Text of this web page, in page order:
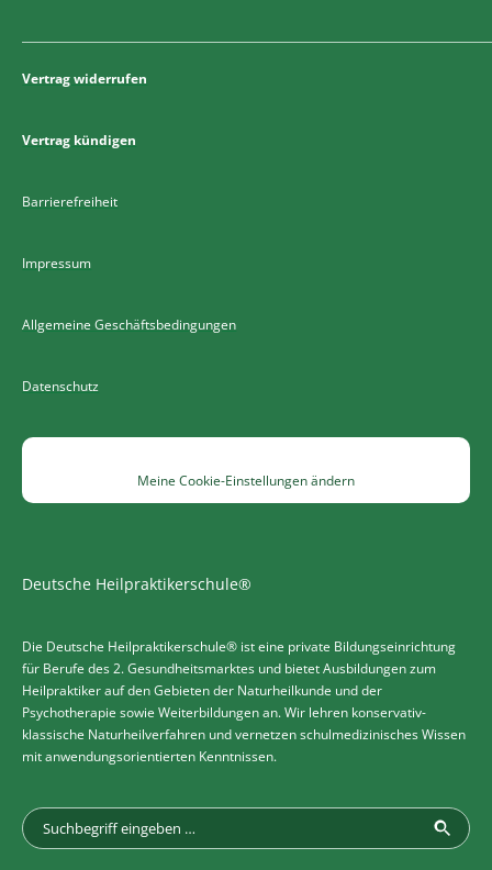
Vertrag widerrufen
Vertrag kündigen
Barrierefreiheit
Impressum
Allgemeine Geschäftsbedingungen
Datenschutz
Meine Cookie-Einstellungen ändern
Deutsche Heilpraktikerschule®
Die Deutsche Heilpraktikerschule® ist eine private Bildungseinrichtung
für Berufe des 2. Gesundheitsmarktes und bietet Ausbildungen zum
Heilpraktiker auf den Gebieten der Naturheilkunde und der
Psychotherapie sowie Weiterbildungen an. Wir lehren konservativ-
klassische Naturheilverfahren und vernetzen schulmedizinisches Wissen
mit anwendungsorientierten Kenntnissen.